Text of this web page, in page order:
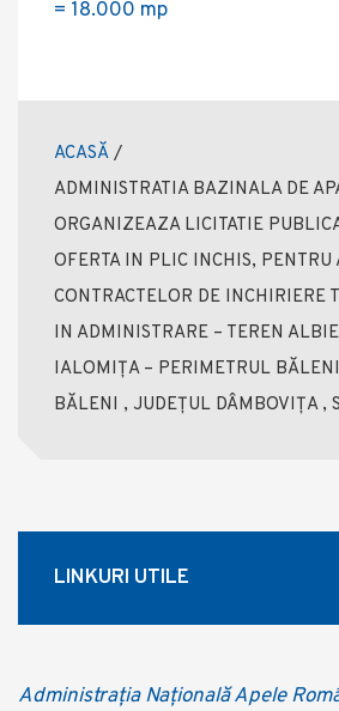
= 18.000 mp
ACASĂ /
ADMINISTRATIA BAZINALA DE
ORGANIZEAZA LICITATIE
OFERTA IN PLIC INCHIS, PENTRU
CONTRACTELOR DE INCHIRIERE
IN ADMINISTRARE – TEREN
IALOMIȚA – PERIMETRUL
BĂLENI , JUDEȚUL DÂMBOVIȚA ,
LINKURI UTILE
Administrația Națională Apele